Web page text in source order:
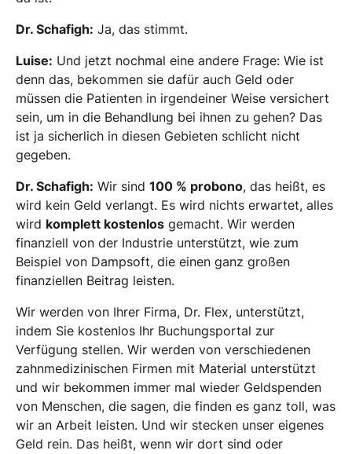
Dr. Schafigh: Ja, das stimmt.
Luise: Und jetzt nochmal eine andere Frage: Wie ist
denn das, bekommen sie dafür auch Geld oder
müssen die Patienten in irgendeiner Weise versichert
sein, um in die Behandlung bei ihnen zu gehen? Das
ist ja sicherlich in diesen Gebieten schlicht nicht
gegeben.
Dr. Schafigh: Wir sind 100 % probono, das heißt, es
wird kein Geld verlangt. Es wird nichts erwartet, alles
wird komplett kostenlos gemacht. Wir werden
finanziell von der Industrie unterstützt, wie zum
Beispiel von Dampsoft, die einen ganz großen
finanziellen Beitrag leisten.
Wir werden von Ihrer Firma, Dr. Flex, unterstützt,
indem Sie kostenlos Ihr Buchungsportal zur
Verfügung stellen. Wir werden von verschiedenen
zahnmedizinischen Firmen mit Material unterstützt
und wir bekommen immer mal wieder Geldspenden
von Menschen, die sagen, die finden es ganz toll, was
wir an Arbeit leisten. Und wir stecken unser eigenes
Geld rein. Das heißt, wenn wir dort sind oder